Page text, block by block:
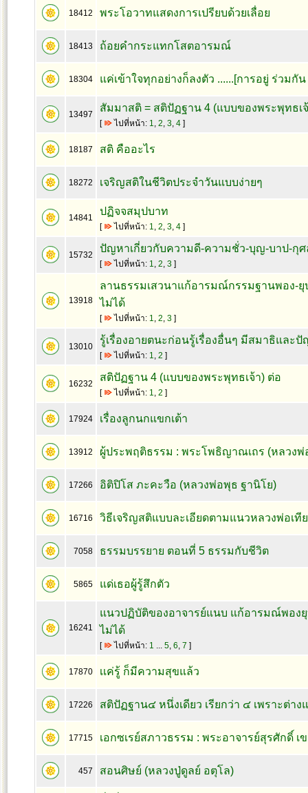
18412 พระโอวาทแสดงการเปรียบด้วยเลื่อย
18413 ถ้อยคำกระแทกโสตอารมณ์
18304 แค่เข้าใจทุกอย่างก็ลงตัว ......[การอยู่ ร่วมกั
13497
สัมมาสติ = สติปัฏฐาน 4 (แบบของพระพุทธเ
[ ไปที่หน้า: 1, 2, 3, 4]
18187 สติ คืออะไร
18272 เจริญสติในชีวิตประจำวันแบบง่ายๆ
14841
ปฏิจจสมุปบาท
[ ไปที่หน้า: 1, 2, 3, 4]
15732
ปัญหาเกี่ยวกับความดี-ความชั่ว-บุญ-บาป-กุ
[ ไปที่หน้า: 1, 2, 3 ]
13918
ลานธรรมเสวนาแก้อารมณ์กรรมฐานพอง-
ไม่ได้
[ ไปที่หน้า: 1, 2, 3]
13010
รู้เรื่องอายตนะก่อนรู้เรื่องอื่นๆ มีสมาธิและ
[ ไปที่หน้า: 1, 2 ]
16232
สติปัฏฐาน 4 (แบบของพระพุทธเจ้า) ต่อ
[ ไปที่หน้า: 1, 2 ]
17924 เรื่องลูกนกแขกเต้า
13912 ผู้ประพฤติธรรม : พระโพธิญาณเถร (หลวง
17266 อิติปิโส ภะคะวือ (หลวงพ่อพุธ ฐานิโย)
16716 วิธีเจริญสติแบบละเอียดตามแนวหลวงพ่อเที
7058 ธรรมบรรยาย ตอนที่ 5 ธรรมกับชีวิต
5865 แด่เธอผู้รู้สึกตัว
16241
แนวปฏิบัติของอาจารย์แนบ แก้อารมณ์พอง
ไม่ได้
[ ไปที่หน้า: 1 ... 5, 6, 7 ]
17870 เเค่รู้ ก็มีความสุขแล้ว
17226 สติปัฏฐาน๔ หนึ่งเดียว เรียกว่า ๔ เพราะต่า
17715 เอกซเรย์สภาวธรรม : พระอาจารย์สุรศักดิ์ เ
457 สอนศิษย์ (หลวงปู่ดูลย์ อตุโล)